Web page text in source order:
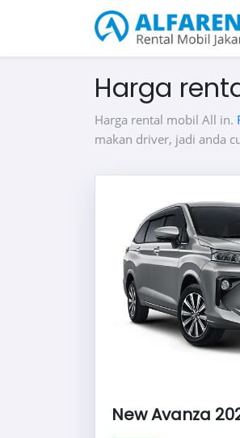
Harga
Harga rental mobil All in.
makan driver, jadi anda
New Avanza